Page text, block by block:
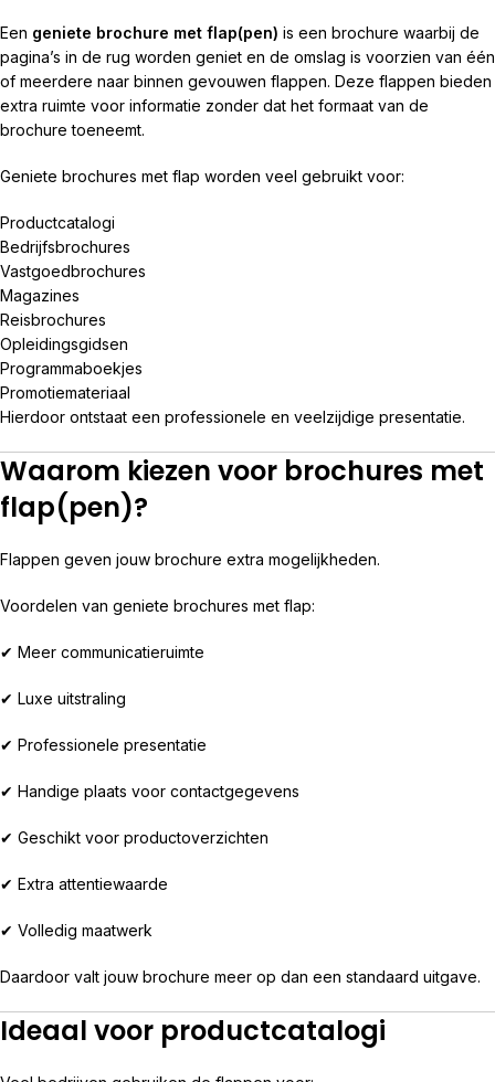
Een geniete brochure met flap(pen) is een brochure waarbij de
pagina’s in de rug worden geniet en de omslag is voorzien van één
of meerdere naar binnen gevouwen flappen. Deze flappen bieden
extra ruimte voor informatie zonder dat het formaat van de
brochure toeneemt.
Geniete brochures met flap worden veel gebruikt voor:
Productcatalogi
Bedrijfsbrochures
Vastgoedbrochures
Magazines
Reisbrochures
Opleidingsgidsen
Programmaboekjes
Promotiemateriaal
Hierdoor ontstaat een professionele en veelzijdige presentatie.
Waarom kiezen voor brochures met
flap(pen)?
Flappen geven jouw brochure extra mogelijkheden.
Voordelen van geniete brochures met flap:
✔ Meer communicatieruimte
✔ Luxe uitstraling
✔ Professionele presentatie
✔ Handige plaats voor contactgegevens
✔ Geschikt voor productoverzichten
✔ Extra attentiewaarde
✔ Volledig maatwerk
Daardoor valt jouw brochure meer op dan een standaard uitgave.
Ideaal voor productcatalogi